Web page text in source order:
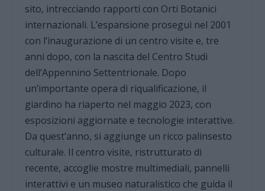
sito, intrecciando rapporti con Orti Botanici
internazionali. L’espansione proseguì nel 2001
con l’inaugurazione di un centro visite e, tre
anni dopo, con la nascita del Centro Studi
dell’Appennino Settentrionale. Dopo
un’importante opera di riqualificazione, il
giardino ha riaperto nel maggio 2023, con
esposizioni aggiornate e tecnologie interattive.
Da quest’anno, si aggiunge un ricco palinsesto
culturale. Il centro visite, ristrutturato di
recente, accoglie mostre multimediali, pannelli
interattivi e un museo naturalistico che guida il